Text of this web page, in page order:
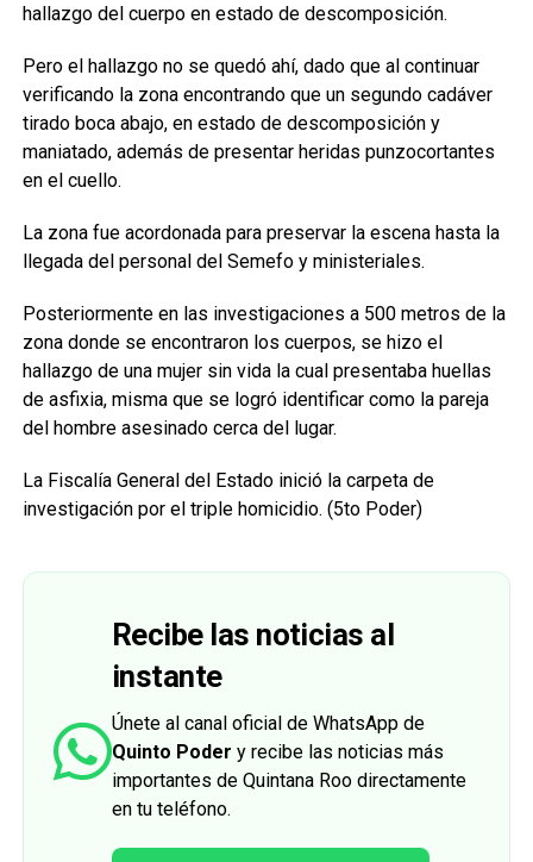
hallazgo del cuerpo en estado de descomposición.
Pero el hallazgo no se quedó ahí, dado que al continuar
verificando la zona encontrando que un segundo cadáver
tirado boca abajo, en estado de descomposición y
maniatado, además de presentar heridas punzocortantes
en el cuello.
La zona fue acordonada para preservar la escena hasta la
llegada del personal del Semefo y ministeriales.
Posteriormente en las investigaciones a 500 metros de la
zona donde se encontraron los cuerpos, se hizo el
hallazgo de una mujer sin vida la cual presentaba huellas
de asfixia, misma que se logró identificar como la pareja
del hombre asesinado cerca del lugar.
La Fiscalía General del Estado inició la carpeta de
investigación por el triple homicidio. (5to Poder)
Recibe las noticias al
instante
Únete al canal oficial de WhatsApp de
Quinto Poder y recibe las noticias más
importantes de Quintana Roo directamente
en tu teléfono.